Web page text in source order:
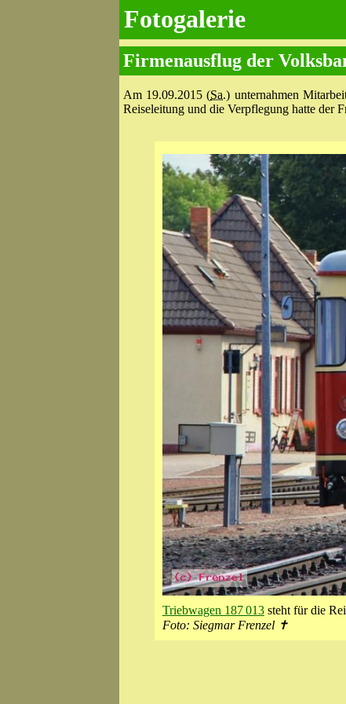
Fotogalerie
Firmenausflug der
Am 19.09.2015 (Sa.) unternahmen
Reiseleitung und die Verpflegung hatte der
Triebwagen 187 013steht für die
Foto: Siegmar Frenzel ✝